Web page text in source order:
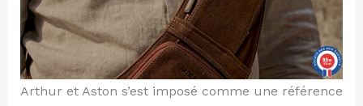
Arthur et Aston s’est imposé comme une référence